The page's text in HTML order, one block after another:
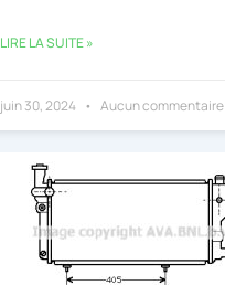
LIRE LA SUITE »
juin 30, 2024 Aucun commentaire